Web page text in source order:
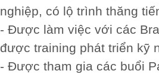
nghiệp, có lộ trình thăng
- Được làm việc với các
được training phát triển kỹ
- Được tham gia các buổi